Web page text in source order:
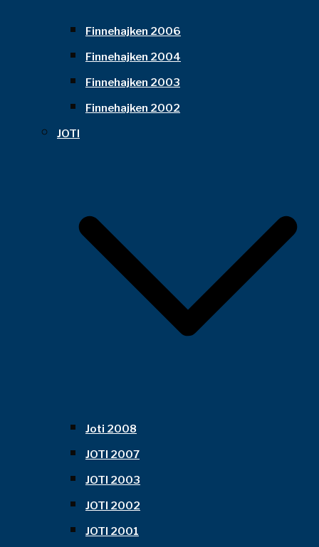
Finnehajken 2006
Finnehajken 2004
Finnehajken 2003
Finnehajken 2002
JOTI
Joti 2008
JOTI 2007
JOTI 2003
JOTI 2002
JOTI 2001